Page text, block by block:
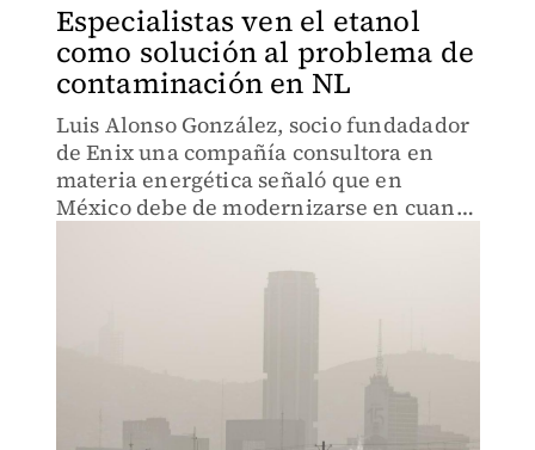
Especialistas ven el etanol
como solución al problema de
contaminación en NL
Luis Alonso González, socio fundadador
de Enix una compañía consultora en
materia energética señaló que en
México debe de modernizarse en cuanto